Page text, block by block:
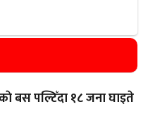
बस पल्टिँदा १८ जना घाइते